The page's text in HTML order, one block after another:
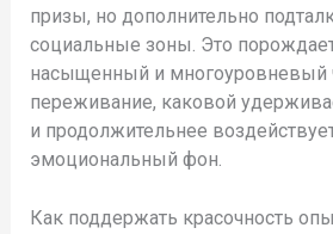
призы, но дополнительно
социальные зоны. Это
насыщенный и многоуровневый
переживание, каковой
и продолжительнее
эмоциональный фон.
Как поддержать красочность